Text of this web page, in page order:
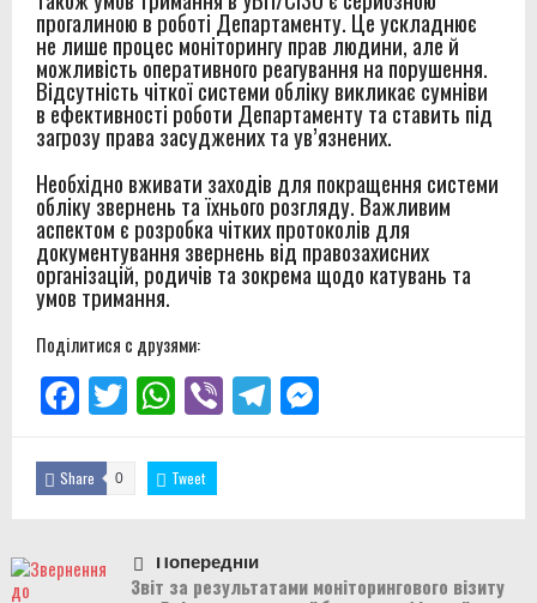
прогалиною в роботі Департаменту. Це ускладнює
не лише процес моніторингу прав людини, але й
можливість оперативного реагування на порушення.
Відсутність чіткої системи обліку викликає сумніви
в ефективності роботи Департаменту та ставить під
загрозу права засуджених та ув’язнених.
Необхідно вживати заходів для покращення системи
обліку звернень та їхнього розгляду. Важливим
аспектом є розробка чітких протоколів для
документування звернень від правозахисних
організацій, родичів та зокрема щодо катувань та
умов тримання.
Поділитися с друзями:
Facebook
TwitterWhatsApp
ViberTelegramMessenger
Share 0 Tweet
Попередній
Звіт за результатами моніторингового візиту